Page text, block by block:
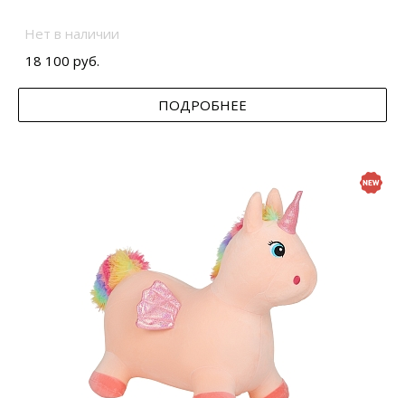
Нет в наличии
18 100 руб.
ПОДРОБНЕЕ